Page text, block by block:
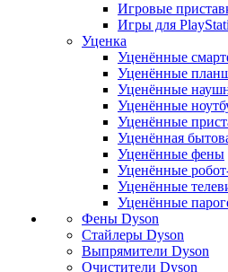
Игровые
Игры для
Уценка
Уценённые
Уценённые
Уценённые
Уценённые
Уценённые
Уценённая
Уценённые фены
Уценённые
Уценённые
Уценённые
Фены Dyson
Стайлеры Dyson
Выпрямители Dyson
Очистители Dyson